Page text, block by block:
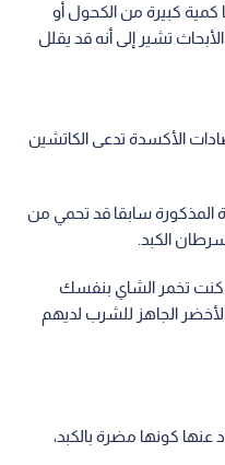
كمية كبيرة من الكحول أو
تشير إلى أنه قد يقلل
الأكسدة تدعى الكاتشين
المذكورة سابقا قد تحمي من
الكبد.
كنت تخمر الشاي بنفسك
الجاهز للشرب لديهم
عنها كونها مضرة بالكبد،